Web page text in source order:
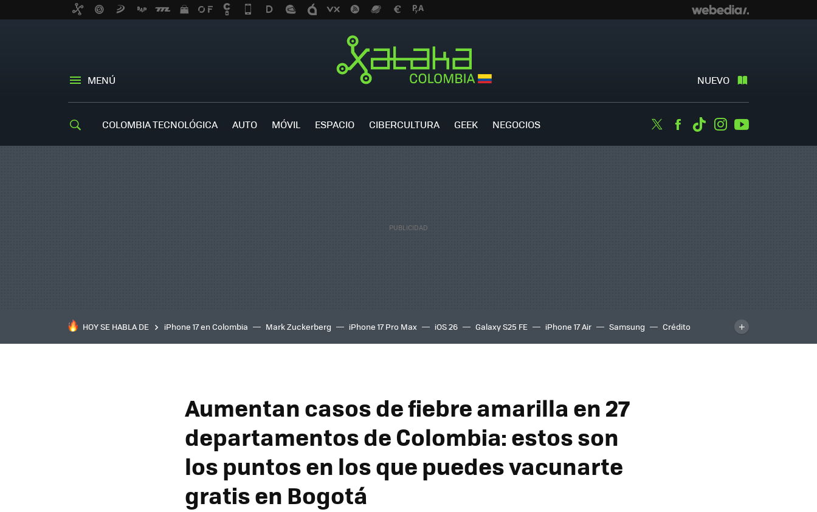
MENÚ NUEVO
COLOMBIA TECNOLÓGICA AUTO MÓVIL ESPACIO CIBERCULTURA GEEK NEGOCIOS TwitterFacebook
TiktokInstagram
HOY SE HABLA DE iPhone 17 en Colombia Mark Zuckerberg iPhone 17 Pro Max iOS 26 Galaxy S25 FE iPhone 17 Air Samsung
Crédito
inteligente
IA TCL C8K
Aumentan casos de fiebre amarilla en 27
departamentos de Colombia: estos son
los puntos en los que puedes vacunarte
gratis en Bogotá